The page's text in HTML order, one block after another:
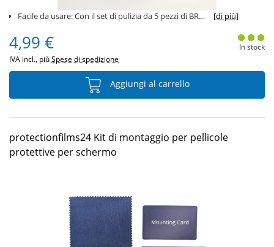
Facile da usare: Con il set di pulizia da 5 pezzi di BROTECT, la cura del tuo smartphone diventa un [di più]
4,99 €
IVA incl., piùSpese di spedizione
In stock
Aggiungi al carrello
protectionfilms24 Kit di montaggio per pellicole
protettive per schermo